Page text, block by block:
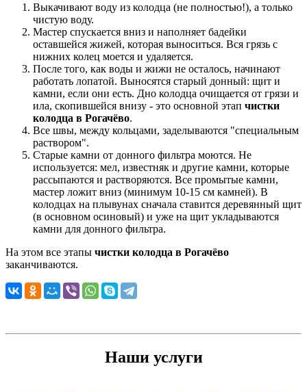
Выкачивают воду из колодца (не полностью!), а только
чистую воду.
Мастер спускается вниз и наполняет бадейки
оставшейся жижей, которая выноситься. Вся грязь с
нижних колец моется и удаляется.
После того, как воды и жижи не осталось, начинают
работать лопатой. Выносятся старый донный: щит и
камни, если они есть. Дно колодца очищается от грязи и
ила, скопившейся внизу - это основной этап чистки
колодца в Рогачёво.
Все швы, между кольцами, заделываются "специальным
раствором".
Старые камни от донного фильтра моются. Не
используется: мел, известняк и другие камни, которые
рассыпаются и растворяются. Все промытые камни,
мастер ложит вниз (минимум 10-15 см камней). В
колодцах на плывунах сначала ставится деревянный щит
(в основном осиновый) и уже на щит укладываются
камни для донного фильтра.
На этом все этапы чистки колодца в Рогачёво
заканчиваются.
Наши услуги